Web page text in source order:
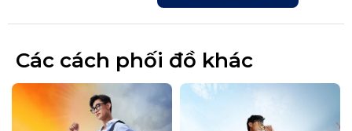
Các cách phối đồ khác